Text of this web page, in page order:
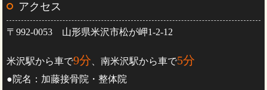
アクセス
〒992-0053 山形県米沢市松が岬1-2-12
米沢駅から車で9分 、南米沢駅から車で5分
●院名：加藤接骨院・整体院